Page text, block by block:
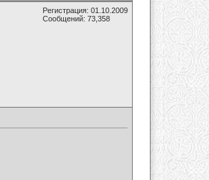
Регистрация: 01.10.2009
Сообщений: 73,358